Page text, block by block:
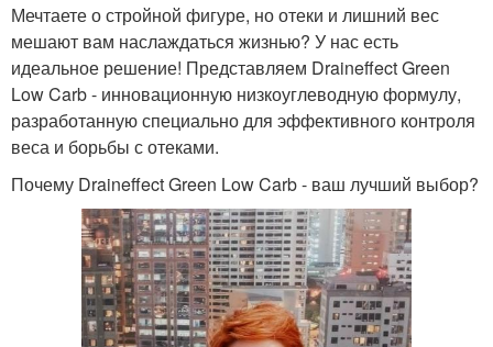
Мечтаете о стройной фигуре, но отеки и лишний вес
мешают вам наслаждаться жизнью? У нас есть
идеальное решение! Представляем Draineffect Green
Low Carb - инновационную низкоуглеводную формулу,
разработанную специально для эффективного контроля
веса и борьбы с отеками.
Почему Draineffect Green Low Carb - ваш лучший выбор?